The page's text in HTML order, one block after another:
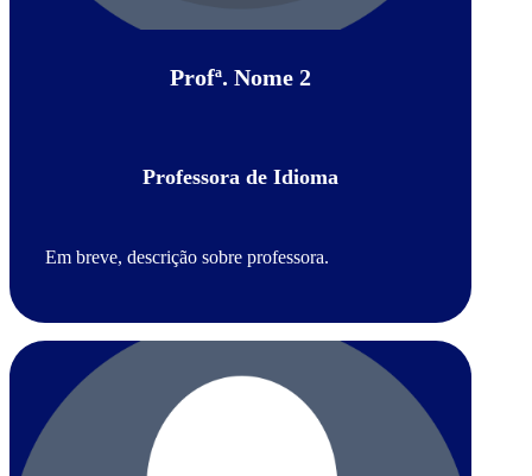
Profª. Nome 2
Professora de Idioma
Em breve, descrição sobre professora.